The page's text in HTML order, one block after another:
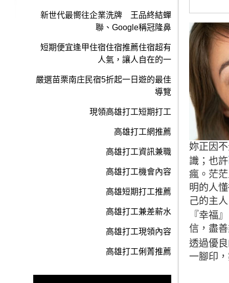
新世代最嚮往企業洗牌 王品終結蟬
聯、Google稱冠隆鼻
短期便宜逢甲住宿住宿推薦住宿超有
人氣，讓人自在的一
嚴選苗栗南庄民宿5折起一日遊的最佳
導覽
現領高雄打工短期打工
高雄打工網推薦
高雄打工資訊兼職
高雄打工機會內容
高雄短期打工推薦
高雄打工兼差薪水
高雄打工現領內容
高雄打工俐菁推薦
妳正因
識；也許
瘋。茫
明的人
己的主
『幸福
信，盡
透過優
一腳印